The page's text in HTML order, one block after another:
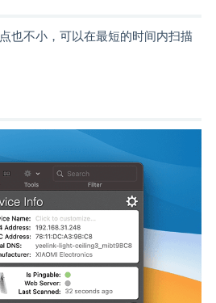
也不小，可以在最短的时间内扫描